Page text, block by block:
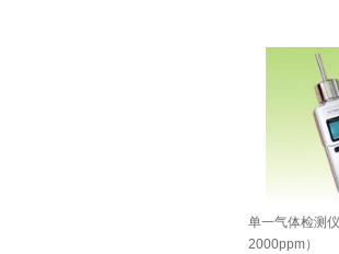
单一气体检测
2000ppm）